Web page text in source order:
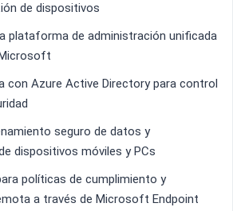
de dispositivos
plataforma de administración unificada
con Azure Active Directory para control
seguro de datos y
dispositivos móviles y PCs
políticas de cumplimiento y
a través de Microsoft Endpoint